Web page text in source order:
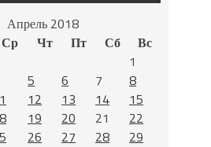
Апрель 2018
Ср Чт Пт Сб
Вс
1
5 6 7
8
12 13 14
15
19 20 21
22
26 27 28
29